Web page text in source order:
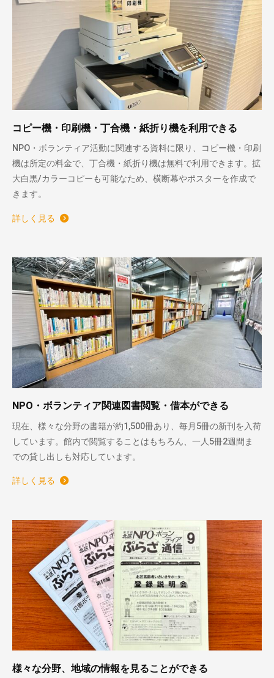
コピー機・印刷機・丁合機・紙折り機を利用できる
NPO・ボランティア活動に関連する資料に限り、コピー機・印刷
機は所定の料金で、丁合機・紙折り機は無料で利用できます。拡
大白黒/カラーコピーも可能なため、横断幕やポスターを作成で
きます。
詳しく見る
NPO・ボランティア関連図書閲覧・借本ができる
現在、様々な分野の書籍が約1,500冊あり、毎月5冊の新刊を入荷
しています。館内で閲覧することはもちろん、一人5冊2週間ま
での貸し出しも対応しています。
詳しく見る
様々な分野、地域の情報を見ることができる